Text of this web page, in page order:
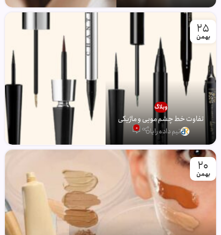
25
بهمن
وبلاگ
تفاوت خط چشم مویی و ماژیکی
تیم داده رایا 0
20
بهمن